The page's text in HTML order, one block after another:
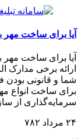
آیا برای ساخت مهر
آیا برای ساخت
ارائه برخی مدارک
شما و قانونی بودن
برای ساخت انواع
سرمایه‌گذاری از
۲۴ مرداد ۷۸۲